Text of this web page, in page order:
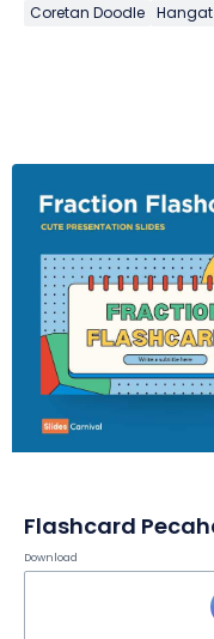
Coretan Doodle Hangat
Flashcard
Download